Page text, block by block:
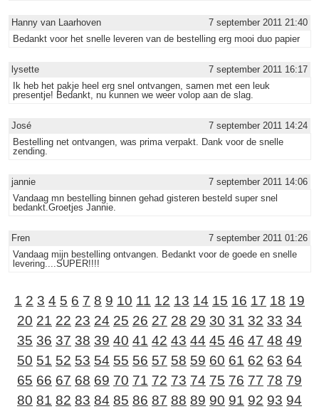
Hanny van Laarhoven
7 september 2011 21:40
Bedankt voor het snelle leveren van de bestelling erg mooi duo papier
lysette
7 september 2011 16:17
Ik heb het pakje heel erg snel ontvangen, samen met een leuk
presentje! Bedankt, nu kunnen we weer volop aan de slag.
José
7 september 2011 14:24
Bestelling net ontvangen, was prima verpakt. Dank voor de snelle
zending.
jannie
7 september 2011 14:06
Vandaag mn bestelling binnen gehad gisteren besteld super snel
bedankt.Groetjes Jannie.
Fren
7 september 2011 01:26
Vandaag mijn bestelling ontvangen. Bedankt voor de goede en snelle
levering....SUPER!!!!
1 2 3 4 5 6 7 8 9 10 11 12 13 14 15 16 17 18 19
20 21 22 23 24 25 26 27 28 29 30 31 32 33 34
35 36 37 38 39 40 41 42 43 44 45 46 47 48 49
50 51 52 53 54 55 56 57 58 59 60 61 62 63 64
65 66 67 68 69 70 71 72 73 74 75 76 77 78 79
80 81 82 83 84 85 86 87 88 89 90 91 92 93 94